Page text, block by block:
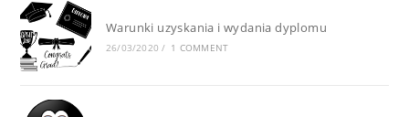
Warunki uzyskania i wydania dyplomu
26/03/2020 / 1 COMMENT